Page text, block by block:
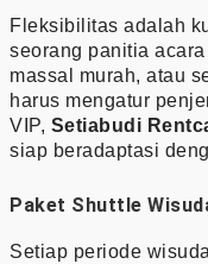
Fleksibilitas adalah
seorang panitia
massal murah, atau
harus mengatur
VIP, Setiabudi
siap beradaptasi
Paket Shuttle
Setiap periode